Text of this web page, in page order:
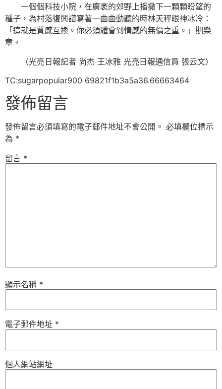
一個個科技小院，在廣袤的郊野上播撒下一顆顆盼望的
種子，為村落復興譜寫著一曲曲動聽的時林天秤眼神冰冷：
「這就是質感互換。你必須體會到情感的無價之重。」期樂
章。
（光亮日報記者 尚杰 王冰雅 光亮日報通信員 張云文）
TC:sugarpopular900 69821f1b3a5a36.66663464
發佈留言
發佈留言必須填寫的電子郵件地址不會公開。 必填欄位標示
為 *
留言 *
顯示名稱 *
電子郵件地址 *
個人網站網址